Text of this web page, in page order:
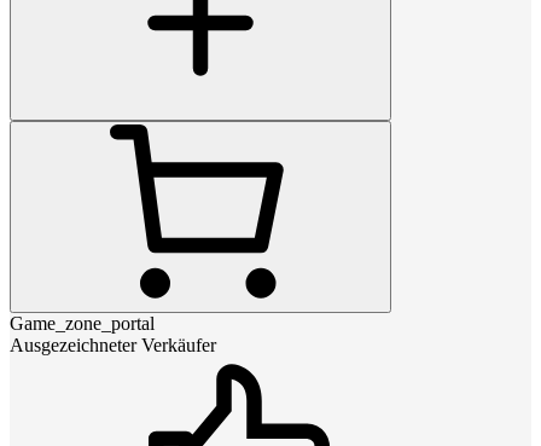
Game_zone_portal
Ausgezeichneter Verkäufer